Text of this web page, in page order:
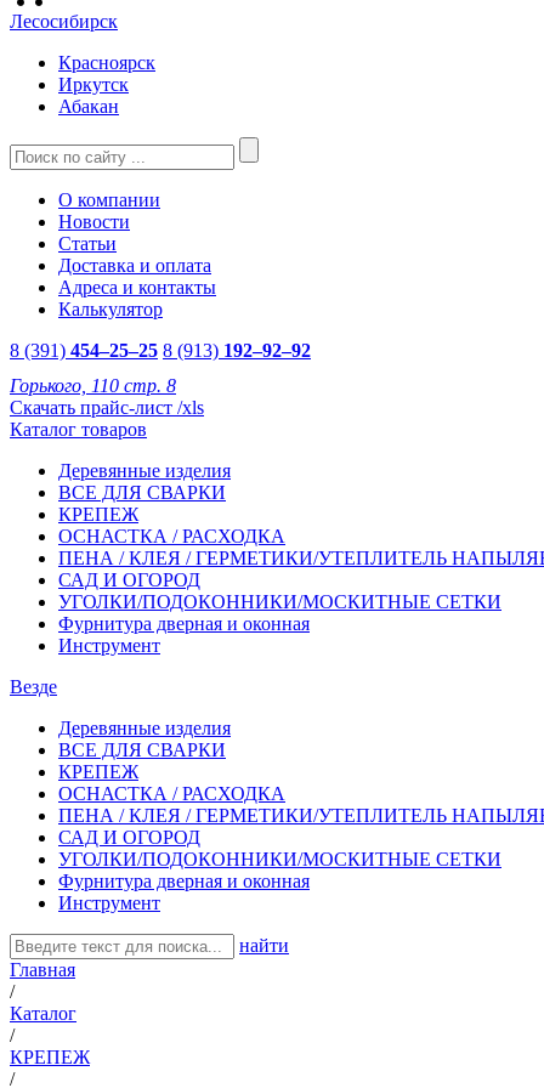
Лесосибирск
Красноярск
Иркутск
Абакан
О компании
Новости
Статьи
Доставка и оплата
Адреса и контакты
Калькулятор
8 (391) 454–25–25 8 (913) 192–92–92
Горького, 110 стр. 8
Скачать прайс-лист /xls
Каталог товаров
Деревянные изделия
ВСЕ ДЛЯ СВАРКИ
КРЕПЕЖ
ОСНАСТКА / РАСХОДКА
ПЕНА / КЛЕЯ / ГЕРМЕТИКИ/УТЕПЛИТЕЛЬ
САД И ОГОРОД
УГОЛКИ/ПОДОКОННИКИ/МОСКИТНЫЕ СЕТКИ
Фурнитура дверная и оконная
Инструмент
Везде
Деревянные изделия
ВСЕ ДЛЯ СВАРКИ
КРЕПЕЖ
ОСНАСТКА / РАСХОДКА
ПЕНА / КЛЕЯ / ГЕРМЕТИКИ/УТЕПЛИТЕЛЬ
САД И ОГОРОД
УГОЛКИ/ПОДОКОННИКИ/МОСКИТНЫЕ СЕТКИ
Фурнитура дверная и оконная
Инструмент
найти
Главная
/
Каталог
/
КРЕПЕЖ
/